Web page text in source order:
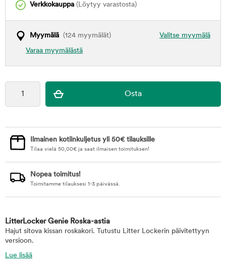
Verkkokauppa (Löytyy varastosta)
Valitse myymälä
Myymälä (124 myymälät)
Varaa myymälästä
Ilmainen kotiinkuljetus yli 50€ tilauksille
Tilaa vielä 50,00€ ja saat ilmaisen toimituksen!
Nopea toimitus!
Toimitamme tilauksesi 1-3 päivässä.
LitterLocker Genie Roska-astia
Hajut sitova kissan roskakori. Tutustu Litter Lockerin päivitettyyn
versioon.
Lue lisää